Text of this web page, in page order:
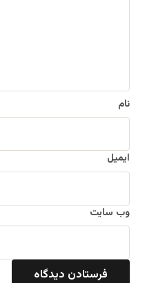
نام
ایمیل
وب‌ سایت